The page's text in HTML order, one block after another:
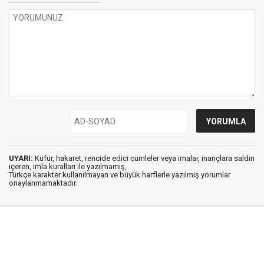
UYARI: Küfür, hakaret, rencide edici cümleler veya imalar, inançlara saldırı
içeren, imla kuralları ile yazılmamış,
Türkçe karakter kullanılmayan ve büyük harflerle yazılmış yorumlar
onaylanmamaktadır.